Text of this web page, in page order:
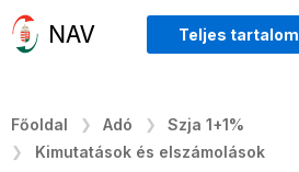
Teljes tartalom
Főoldal Adó
Szja 1+1%
Kimutatások és elszámolások